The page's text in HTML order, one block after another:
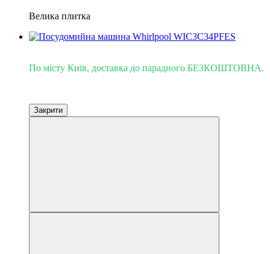
Велика плитка
По місту Київ, доставка до парадного БЕЗКОШТОВНА.
Закрити